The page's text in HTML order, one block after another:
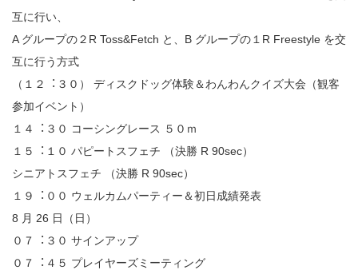
互に⾏い、
A グループの２R Toss&Fetch と、B グループの１R Freestyle を交
互に⾏う⽅式
（１２︓３０） ディスクドッグ体験＆わんわんクイズ大会（観客
参加イベント）
１４︓３０ コーシングレース ５０ｍ
１５︓１０ パピートスフェチ （決勝 R 90sec）
シニアトスフェチ （決勝 R 90sec）
１９︓００ ウェルカムパーティー＆初⽇成績発表
8 月 26 ⽇（⽇）
０７︓３０ サインアップ
０７︓４５ プレイヤーズミーティング